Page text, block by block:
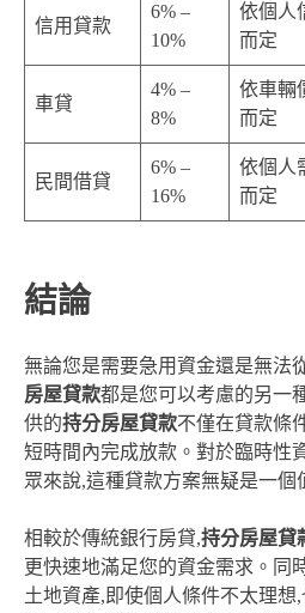
信用貸款
6% –
10%
依個人
而定
車貸
4% –
8%
依車輛
而定
民間借貸
6% –
16%
依個人
而定
結論
無論您是需要急用資金還是無法
房屋貸款都是您可以考慮的另一
供的持分房屋貸款不僅在貸款條
短時間內完成放款。對於臨時性
眾來說,這種貸款方案無疑是一個
相較於傳統銀行房貸,持分房屋貸
更快速地滿足您的資金需求。同
土地資產,即使個人條件不太理想